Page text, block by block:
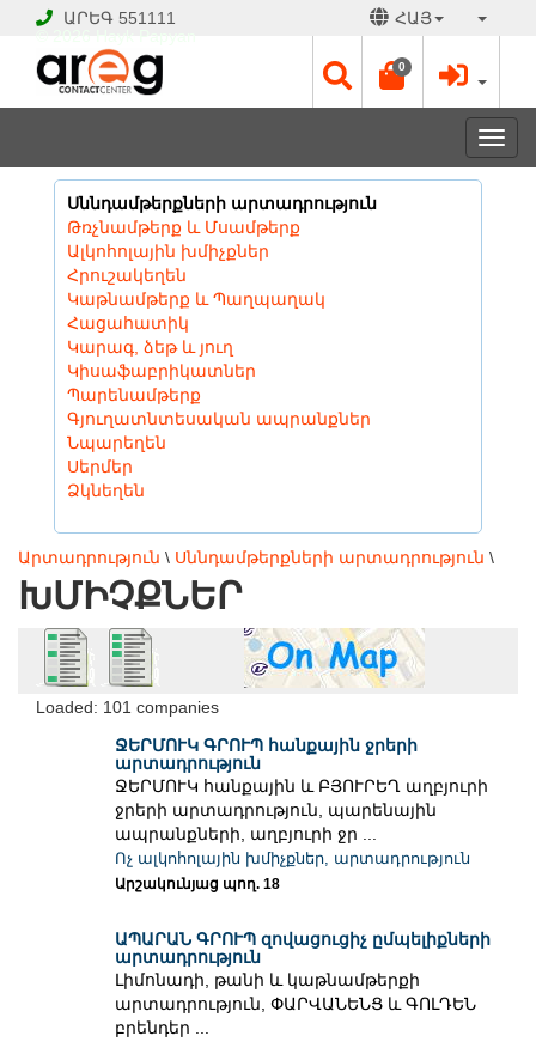
ԱՐԵԳ 551111 ՀԱՅ
0
Սննդամթերքների արտադրություն
Թռչնամթերք և Մսամթերք
Ալկոհոլային խմիչքներ
Հրուշակեղեն
Կաթնամթերք և Պաղպաղակ
Հացահատիկ
Կարագ, ձեթ և յուղ
Կիսաֆաբրիկատներ
Պարենամթերք
Գյուղատնտեսական ապրանքներ
Նպարեղեն
Սերմեր
Ձկնեղեն
Արտադրություն \ Սննդամթերքների արտադրություն \
ԽՄԻՉՔՆԵՐ
Loaded: 101 companies
ՋԵՐՄՈՒԿ ԳՐՈՒՊ հանքային ջրերի
արտադրություն
ՋԵՐՄՈՒԿ հանքային և ԲՅՈՒՐԵՂ աղբյուրի
ջրերի արտադրություն, պարենային
ապրանքների, աղբյուրի ջր ...
Ոչ ալկոհոլային խմիչքներ, արտադրություն
Արշակունյաց պող. 18
ԱՊԱՐԱՆ ԳՐՈՒՊ զովացուցիչ ըմպելիքների
արտադրություն
Լիմոնադի, թանի և կաթնամթերքի
արտադրություն, ՓԱՐՎԱՆԵՆՑ և ԳՈԼԴԵՆ
բրենդեր ...